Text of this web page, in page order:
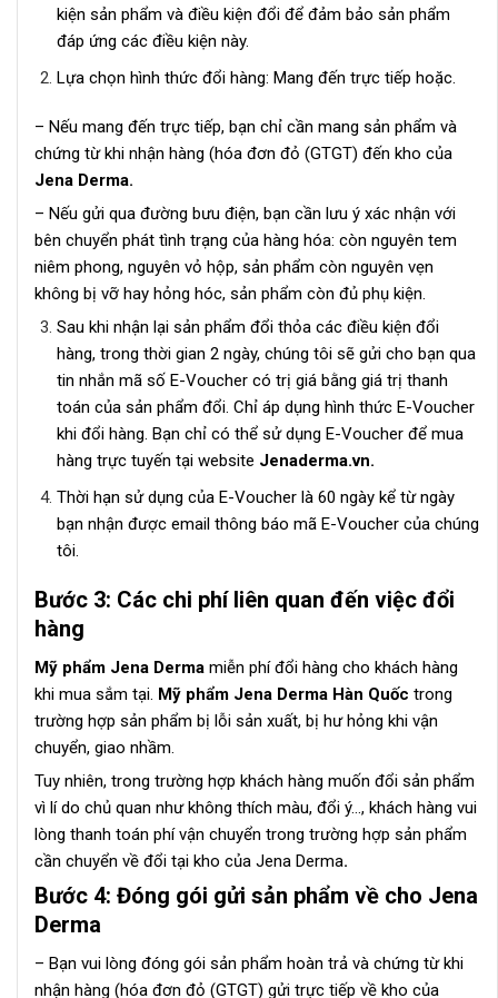
kiện sản phẩm và điều kiện đổi để đảm bảo sản phẩm
đáp ứng các điều kiện này.
Lựa chọn hình thức đổi hàng: Mang đến trực tiếp hoặc.
– Nếu mang đến trực tiếp, bạn chỉ cần mang sản phẩm và
chứng từ khi nhận hàng (hóa đơn đỏ (GTGT) đến kho của
Jena Derma.
– Nếu gửi qua đường bưu điện, bạn cần lưu ý xác nhận với
bên chuyển phát tình trạng của hàng hóa: còn nguyên tem
niêm phong, nguyên vỏ hộp, sản phẩm còn nguyên vẹn
không bị vỡ hay hỏng hóc, sản phẩm còn đủ phụ kiện.
Sau khi nhận lại sản phẩm đổi thỏa các điều kiện đổi
hàng, trong thời gian 2 ngày, chúng tôi sẽ gửi cho bạn qua
tin nhắn mã số E-Voucher có trị giá bằng giá trị thanh
toán của sản phẩm đổi. Chỉ áp dụng hình thức E-Voucher
khi đổi hàng. Bạn chỉ có thể sử dụng E-Voucher để mua
hàng trực tuyến tại website Jenaderma.vn.
Thời hạn sử dụng của E-Voucher là 60 ngày kể từ ngày
bạn nhận được email thông báo mã E-Voucher của chúng
tôi.
Bước 3: Các chi phíliên quan đến việc đổi
hàng
Mỹ phẩm Jena Derma miễn phí đổi hàng cho khách hàng
khi mua sắm tại. Mỹ phẩm Jena Derma Hàn Quốc trong
trường hợp sản phẩm bị lỗi sản xuất, bị hư hỏng khi vận
chuyển, giao nhầm.
Tuy nhiên, trong trường hợp khách hàng muốn đổi sản phẩm
vì lí do chủ quan như không thích màu, đổi ý…, khách hàng vui
lòng thanh toán phí vận chuyển trong trường hợp sản phẩm
cần chuyển về đổi tại kho của Jena Derma.
Bước 4: Đóng gói gửi sản phẩm về cho Jena
Derma
– Bạn vui lòng đóng gói sản phẩm hoàn trả và chứng từ khi
nhận hàng (hóa đơn đỏ (GTGT) gửi trực tiếp về kho của